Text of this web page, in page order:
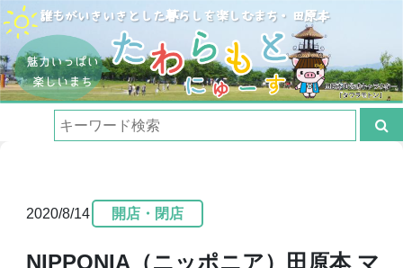
2020/8/14 開店・閉店
NIPPONIA（ニッポニア）田原本 マ